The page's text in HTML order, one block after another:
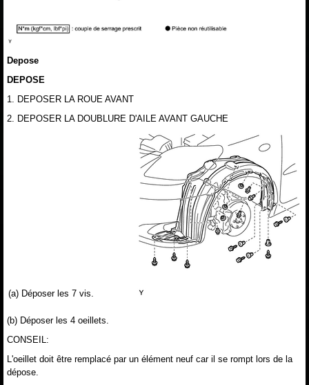
Depose
DEPOSE
1. DEPOSER LA ROUE AVANT
2. DEPOSER LA DOUBLURE D'AILE AVANT GAUCHE
(a) Déposer les 7 vis.
(b) Déposer les 4 oeillets.
CONSEIL:
L'oeillet doit être remplacé par un élément neuf car il se rompt lors de la
dépose.